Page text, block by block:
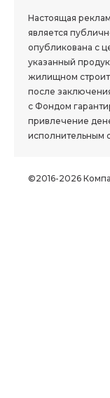
Настоящая
является
опубликована с
указанный
жилищном
после
с Фондом
привлечение
исполнительным
©2016-2026